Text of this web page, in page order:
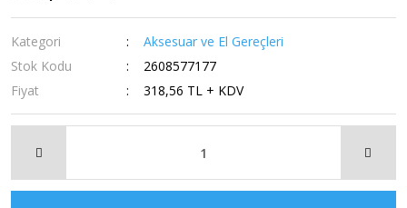
Kategori
Aksesuar ve El Gereçleri
Stok Kodu
2608577177
Fiyat
318,56 TL + KDV